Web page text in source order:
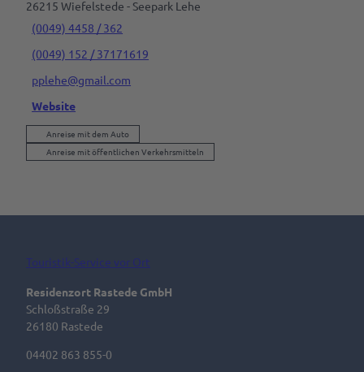
26215 Wiefelstede - Seepark Lehe
(0049) 4458 / 362
(0049) 152 / 37171619
pplehe@gmail.com
Website
Anreise mit dem Auto
Anreise mit öffentlichen Verkehrsmitteln
Touristik-Service vor Ort
Residenzort Rastede GmbH
Schloßstraße 29
26180 Rastede
04402 863 855-0